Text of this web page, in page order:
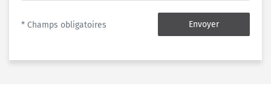
* Champs obligatoires Envoyer